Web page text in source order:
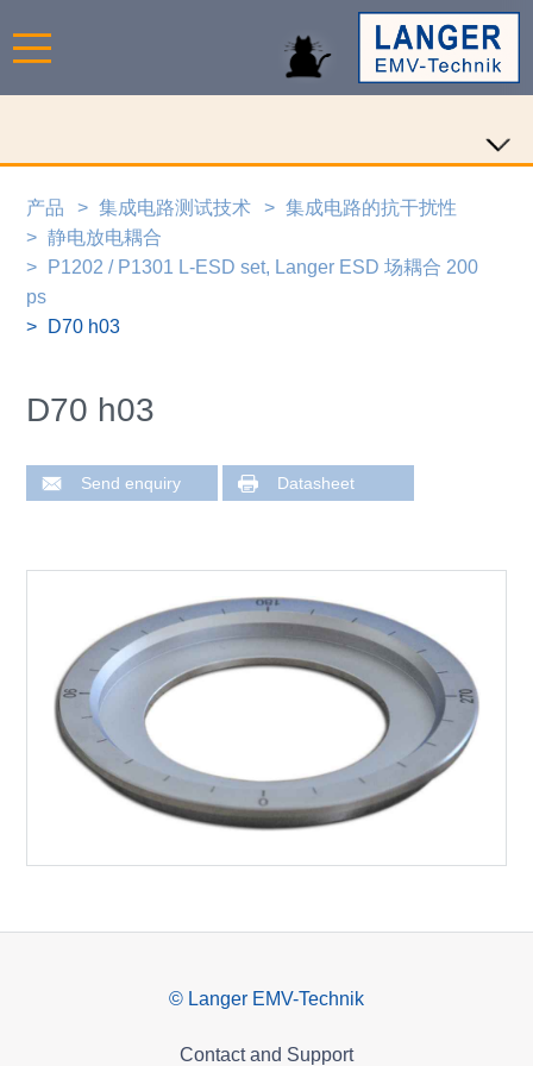
产品 集成电路测试技术
集成电路的抗干扰性
静电放电耦合
P1202 / P1301 L-ESD set, Langer ESD 场耦合 200
ps
D70 h03
D70 h03
Send enquiry Datasheet
© Langer EMV-Technik
Contact and Support